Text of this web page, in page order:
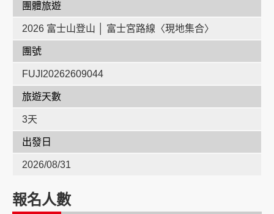
創造旅遊
團體旅遊
2026 富士山登山 │ 富士宮路線〈現地集合〉
團號
FUJI20262609044
旅遊天數
3天
出發日
2026/08/31
報名人數